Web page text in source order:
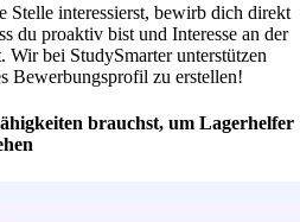
Stelle interessierst, bewirb dich direkt
du proaktiv bist und Interesse an der
bei StudySmarter unterstützen
Bewerbungsprofil zu erstellen!
brauchst, um Lagerhelfer